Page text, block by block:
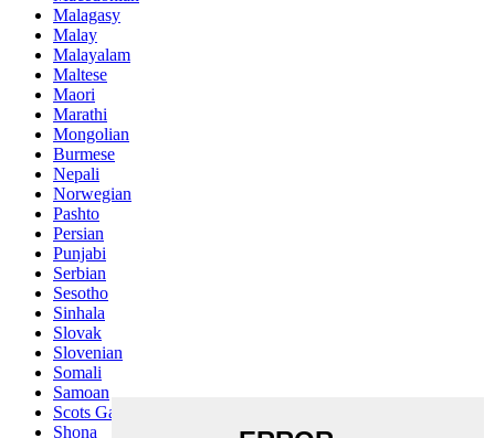
Malagasy
Malay
Malayalam
Maltese
Maori
Marathi
Mongolian
Burmese
Nepali
Norwegian
Pashto
Persian
Punjabi
Serbian
Sesotho
Sinhala
Slovak
Slovenian
Somali
Samoan
Scots Gaelic
Shona